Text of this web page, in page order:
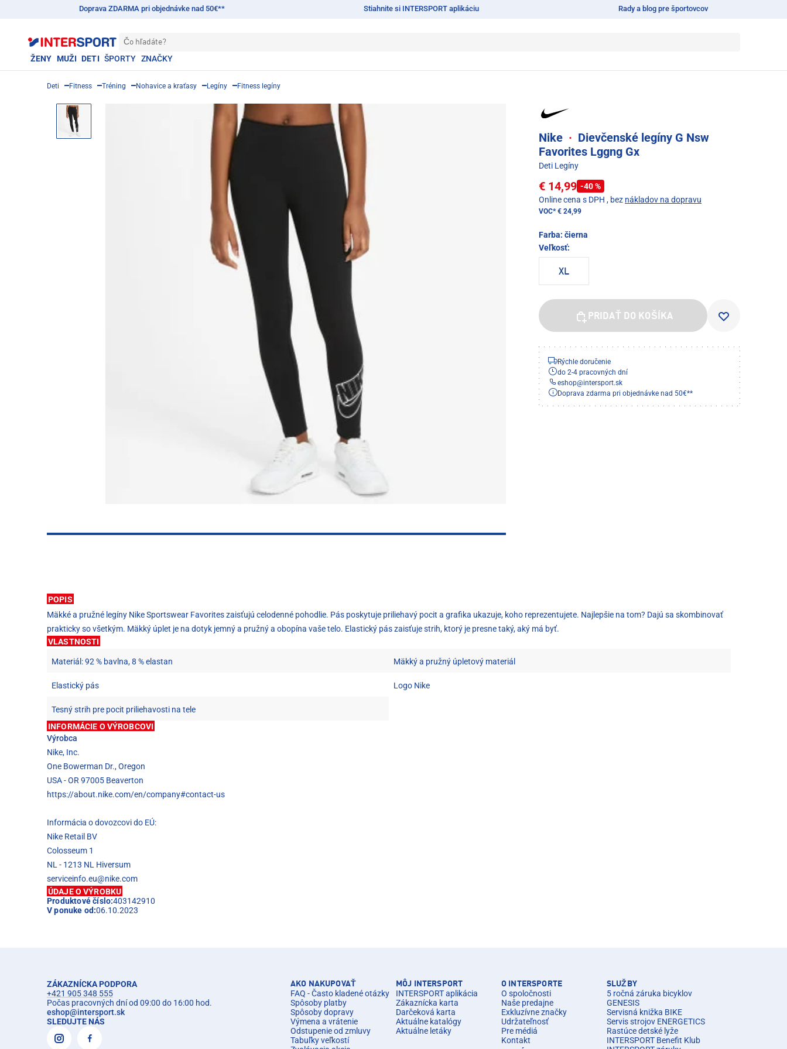
Doprava ZDARMA pri objednávke nad 50€** Stiahnite si INTERSPORT aplikáciu Rady a blog pre športovcov
Čo hľadáte?
ŽENY MUŽI DETI ŠPORTY ZNAČKY
Deti Fitness Tréning Nohavice a kraťasy Legíny Fitness legíny
Nike · Dievčenské legíny G Nsw
Favorites Lggng Gx
Deti Legíny
€ 14,99 -40 %
Online cena s DPH , bez nákladov na dopravu
VOC*€ 24,99
Farba: čierna
Veľkosť:
XL
PRIDAŤ DO KOŠÍKA
Rýchle doručenie
do 2-4 pracovných dní
eshop@intersport.sk
Doprava zdarma pri objednávke nad 50€**
POPIS
Mäkké a pružné legíny Nike Sportswear Favorites zaisťujú celodenné pohodlie. Pás poskytuje priliehavý pocit a grafika ukazuje, koho reprezentujete. Najlepšie na tom? Dajú sa skombinovať
prakticky so všetkým. Mäkký úplet je na dotyk jemný a pružný a obopína vaše telo. Elastický pás zaisťuje strih, ktorý je presne taký, aký má byť.
VLASTNOSTI
Materiál: 92 % bavlna, 8 % elastan Mäkký a pružný úpletový materiál
Elastický pás Logo Nike
Tesný strih pre pocit priliehavosti na tele
INFORMÁCIE O VÝROBCOVI
Výrobca
Nike, Inc.
One Bowerman Dr., Oregon
USA - OR 97005 Beaverton
https://about.nike.com/en/company#contact-us
Informácia o dovozcovi do EÚ:
Nike Retail BV
Colosseum 1
NL - 1213 NL Hiversum
serviceinfo.eu@nike.com
ÚDAJE O VÝROBKU
Produktové číslo:403142910
V ponuke od:06.10.2023
ZÁKAZNÍCKA PODPORA
+421 905 348 555
Počas pracovných dní od 09:00 do 16:00 hod.
eshop@intersport.sk
SLEDUJTE NÁS
AKO NAKUPOVAŤ
FAQ - Často kladené otázky
Spôsoby platby
Spôsoby dopravy
Výmena a vrátenie
Odstupenie od zmluvy
Tabuľky veľkostí
MÔJ INTERSPORT
INTERSPORT aplikácia
Zákaznícka karta
Darčeková karta
Aktuálne katalógy
Aktuálne letáky
O INTERSPORTE
O spoločnosti
Naše predajne
Exkluzívne značky
Udržateľnosť
Pre médiá
Kontakt
SLUŽBY
5 ročná záruka bicyklov
GENESIS
Servisná knižka BIKE
Servis strojov ENERGETICS
Rastúce detské lyže
INTERSPORT Benefit Klub